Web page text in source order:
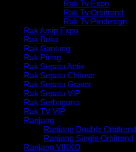
Rak Tv Expo
Rak Tv Orbitrend
Rak Tv Prodesign
Rak Arsip Expo
Rak Buku
Rak Gantung
Rak Piring
Rak Sepatu Activ
Rak Sepatu Chitose
Rak Sepatu Graver
Rak Sepatu VIP
Rak Serbaguna
Rak TV VIP
Ranjang
Ranjang Double Orbitrend
Ranjang Single Orbitrend
Ranjang VIKKO